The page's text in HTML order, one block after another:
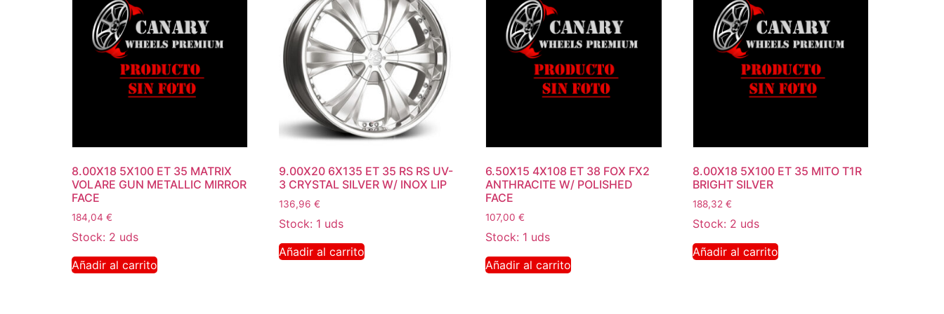
8.00X18 5X100 ET 35 MATRIX
VOLARE GUN METALLIC MIRROR
FACE
184,04 €
Stock: 2 uds
Añadir al carrito
9.00X20 6X135 ET 35 RS RS UV-
3 CRYSTAL SILVER W/ INOX LIP
136,96 €
Stock: 1 uds
Añadir al carrito
6.50X15 4X108 ET 38 FOX FX2
ANTHRACITE W/ POLISHED
FACE
107,00€
Stock: 1 uds
Añadir al carrito
8.00X18 5X100 ET 35 MITO T1R
BRIGHT SILVER
188,32€
Stock: 2 uds
Añadir al carrito